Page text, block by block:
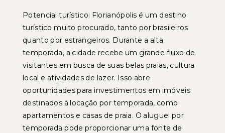
Potencial turístico: Florianópolis é um destino
turístico muito procurado, tanto por brasileiros
quanto por estrangeiros. Durante a alta
temporada, a cidade recebe um grande fluxo de
visitantes em busca de suas belas praias, cultura
local e atividades de lazer. Isso abre
oportunidades para investimentos em imóveis
destinados à locação por temporada, como
apartamentos e casas de praia. O aluguel por
temporada pode proporcionar uma fonte de